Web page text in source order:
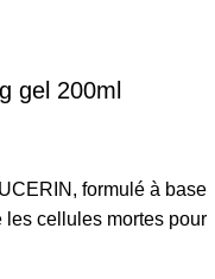
gel 200ml
formulé à base
les cellules mortes pour